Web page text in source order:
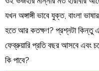
যখন অঙ্গাঙ্গী ভাবে যুক্ত, বাংলা
হতে আর কতক্ষণ? প্রশ্নটা কিন্তু
ফেব্রুয়ারি প্রতি বছর আসবে এবং
কি পাবে?